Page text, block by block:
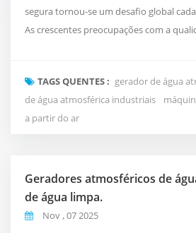
segura tornou-se um desafio global
As crescentes preocupações com a
explorar novas e mais inteligentes
potável. Uma solução inovadora que
TAGS QUENTES : gerador de água
de água atmosférica industriais
a partir do ar
Geradores atmosféricos de
de água limpa.
Nov , 07 2025